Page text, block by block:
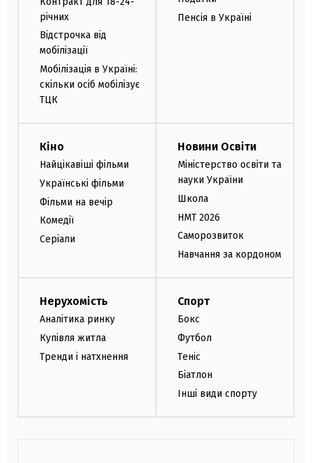
річних
Відстрочка від
мобілізації
Мобілізація в Україні:
скільки осіб мобілізує
ТЦК
Пенсія в Україні
Кіно
Найцікавіші фільми
Українські фільми
Фільми на вечір
Комедії
Серіали
Новини Освіти
Міністерство освіти та
науки України
Школа
НМТ 2026
Саморозвиток
Навчання за кордоном
Нерухомість
Аналітика ринку
Купівля житла
Тренди і натхнення
Спорт
Бокс
Футбол
Теніс
Біатлон
Інші види спорту